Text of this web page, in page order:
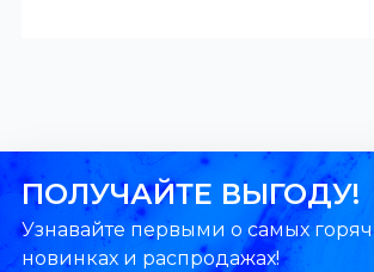
ПОЛУЧАЙТЕ ВЫГОДУ!
Узнавайте первыми о самых
новинках и распродажах!